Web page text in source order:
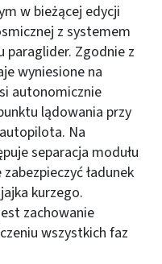
w bieżącej edycji
z systemem
Zgodnie z
wyniesione na
autonomicznie
lądowania przy
Na
separacja modułu
ładunek
kurzego.
zachowanie
wszystkich faz